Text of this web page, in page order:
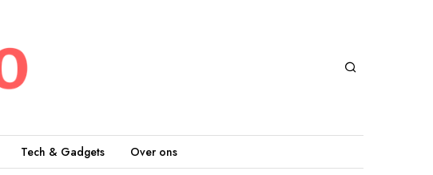
Tech & Gadgets Over ons